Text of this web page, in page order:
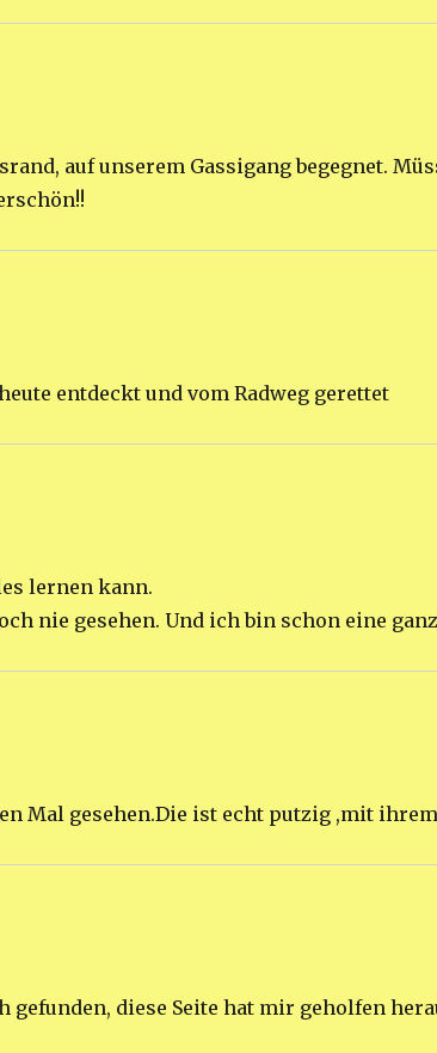
auf unserem Gassigang begegnet.
entdeckt und vom Radweg gerettet
lernen kann.
nie gesehen. Und ich bin schon eine
Mal gesehen.Die ist echt putzig ,mit
gefunden, diese Seite hat mir geholfen